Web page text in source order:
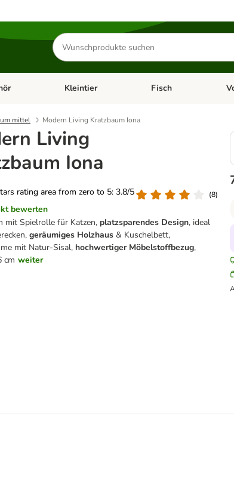
Produkte
suchen
Katzenfutter & ZubehörKategorie-Menü öffnen: Hundefutter & Zubehör
Kleintier Kategorie-Menü öffnen:
Fisch
mittel Modern Living Kratzbaum Iona
Living
Iona
rating area from zero to 5: 3.8/5
(8)
bewerten
mit Spielrolle für Katzen, platzsparendes Design, ideal
geräumiges Holzhaus & Kuschelbett,
mit Natur-Sisal, hochwertiger Möbelstoffbezug,
cm weiter